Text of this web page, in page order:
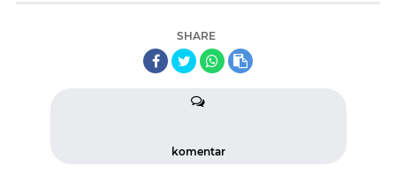
SHARE
komentar